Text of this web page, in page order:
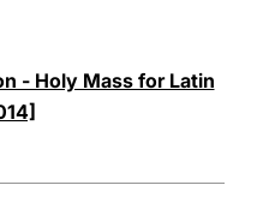
- Holy Mass for Latin